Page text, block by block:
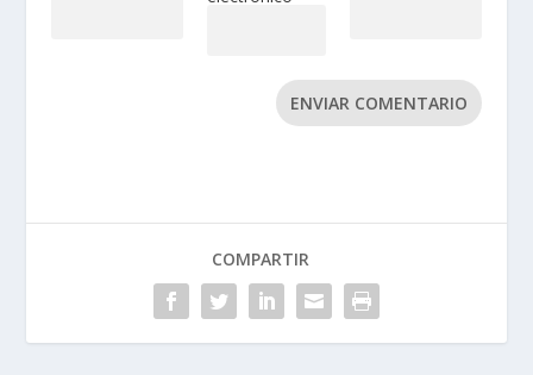
ENVIAR COMENTARIO
COMPARTIR